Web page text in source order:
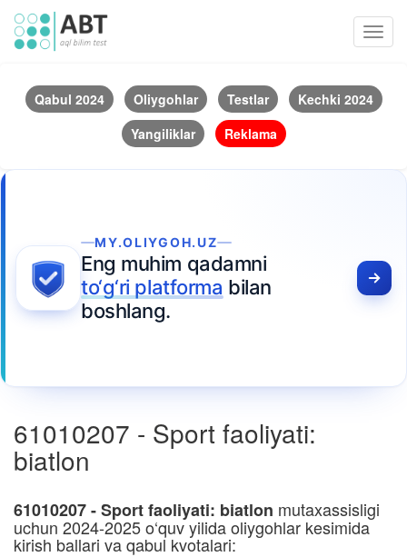
Qabul 2024 Oliygohlar Testlar
Kechki 2024
Yangiliklar
Reklama
MY.OLIYGOH.UZ
Eng muhim qadamni
to‘g‘ri platforma bilan
boshlang.
61010207 - Sport faoliyati:
biatlon
61010207 - Sport faoliyati: biatlon mutaxassisligi
uchun 2024-2025 o‘quv yilida oliygohlar kesimida
kirish ballari va qabul kvotalari: